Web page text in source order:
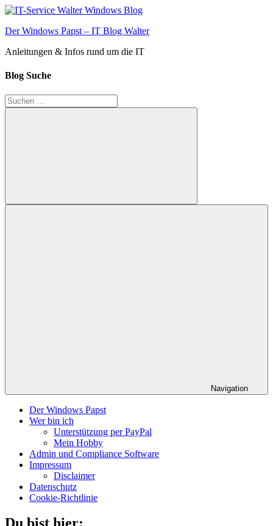
Zum
springen
Der Windows Papst – IT Blog Walter
Anleitungen & Infos rund um die IT
Blog Suche
Suchen
nach:
Suchen
Navigation
Der Windows Papst
Wer bin ich
Unterstützung per PayPal
Mein Hobby
Admin und Compliance Software
Impressum
Disclaimer
Datenschutz
Cookie-Richtlinie